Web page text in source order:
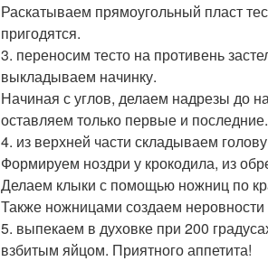
Раскатываем прямоугольный пласт
пригодятся.
3. переносим тесто на противень
выкладываем начинку.
Начиная с углов, делаем надрезы до
оставляем только первые и последние.
4. из верхней части складываем
Формируем ноздри у крокодила, из
Делаем клыки с помощью ножниц по
Также ножницами создаем неровности
5. выпекаем в духовке при 200
взбитым яйцом. Приятного аппетита!